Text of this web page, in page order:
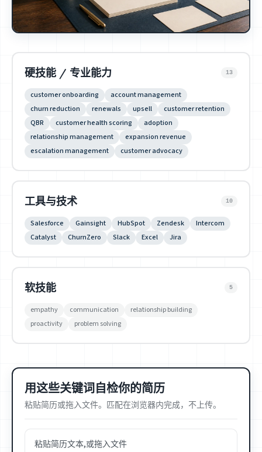
硬技能 / 专业能力 13
customer onboarding
account management
churn reduction
renewals upsell
customer retention
QBR
customer health scoring
adoption
relationship management
expansion revenue
escalation management
customer advocacy
工具与技术 10
Salesforce Gainsight HubSpot Zendesk
Intercom
Catalyst
ChurnZero Slack Excel Jira
软技能 5
empathy communication
relationship building
proactivity
problem solving
用这些关键词自检你的简历
粘贴简历或拖入文件。匹配在浏览器内完成，不上传。
粘贴简历文本,或拖入文件